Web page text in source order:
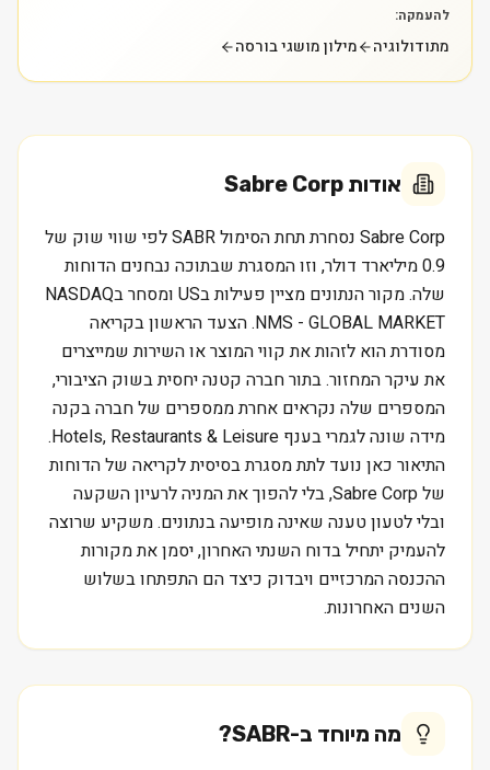
להעמקה:
מתודולוגיה מילון מושגי בורסה
אודות Sabre Corp
Sabre Corp נסחרת תחת הסימול SABR לפי שווי שוק של
0.9 מיליארד דולר, וזו המסגרת שבתוכה נבחנים הדוחות
שלה. מקור הנתונים מציין פעילות בUS ומסחר בNASDAQ
NMS - GLOBAL MARKET. הצעד הראשון בקריאה
מסודרת הוא לזהות את קווי המוצר או השירות שמייצרים
את עיקר המחזור. בתור חברה קטנה יחסית בשוק הציבורי,
המספרים שלה נקראים אחרת ממספרים של חברה בקנה
מידה שונה לגמרי בענף Hotels, Restaurants & Leisure.
התיאור כאן נועד לתת מסגרת בסיסית לקריאה של הדוחות
של Sabre Corp, בלי להפוך את המניה לרעיון השקעה
ובלי לטעון טענה שאינה מופיעה בנתונים. משקיע שרוצה
להעמיק יתחיל בדוח השנתי האחרון, יסמן את מקורות
ההכנסה המרכזיים ויבדוק כיצד הם התפתחו בשלוש
השנים האחרונות.
מה מיוחד ב-SABR
?